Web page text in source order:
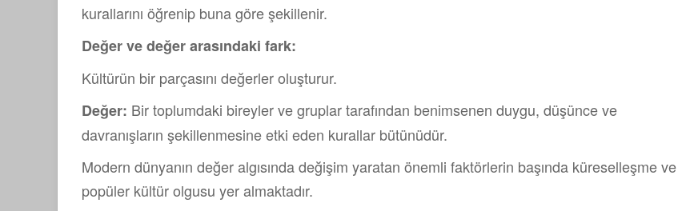
kurallarını öğrenip buna göre şekillenir.
Değer ve değer arasındaki fark:
Kültürün bir parçasını değerler oluşturur.
Değer: Bir toplumdaki bireyler ve gruplar tarafından benimsenen duygu, düşünce ve
davranışların şekillenmesine etki eden kurallar bütünüdür.
Modern dünyanın değer algısında değişim yaratan önemli faktörlerin başında küreselleşme ve
popüler kültür olgusu yer almaktadır.